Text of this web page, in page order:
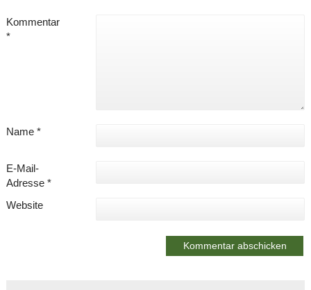
Kommentar
*
Name *
E-Mail-
Adresse *
Website